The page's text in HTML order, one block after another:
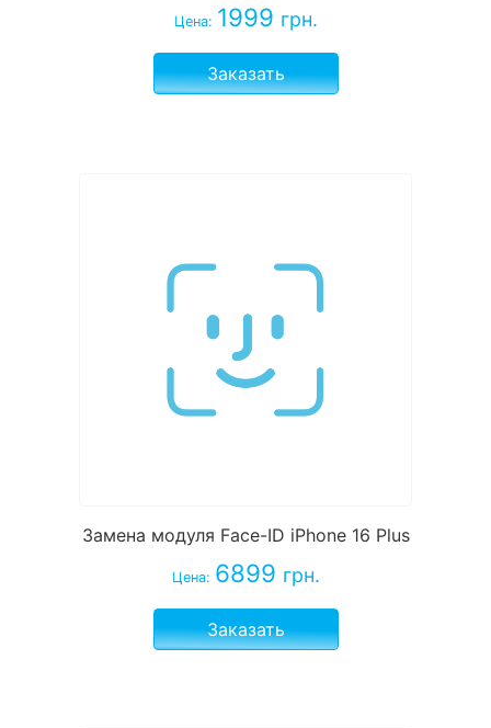
Цена: 1999 грн.
Заказать
Замена модуля Face-ID iPhone 16 Plus
Цена: 6899 грн.
Заказать